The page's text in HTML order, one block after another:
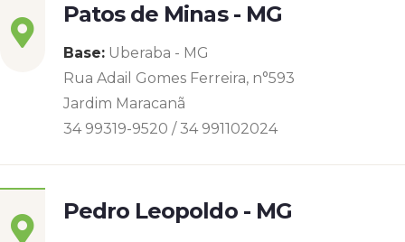
Patos de Minas - MG
Base: Uberaba - MG
Rua Adail Gomes Ferreira, n°593
Jardim Maracanã
34 99319-9520 / 34 991102024
Pedro Leopoldo - MG